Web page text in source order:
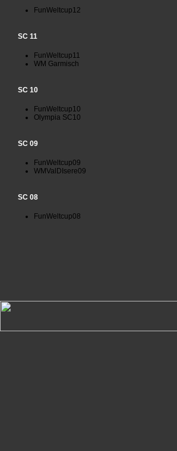
FunWeltcup12
SC 11
FunWeltcup11
WM Garmisch
SC 10
FunWeltcup10
Olympia SC10
SC 09
FunWeltcup09
WMValDIsere09
SC 08
FunWeltcup08